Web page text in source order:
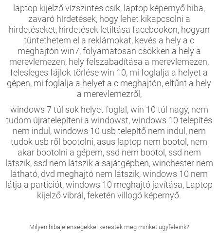
laptop kijelző vízszintes csík, laptop képernyő hiba,
zavaró hírdetések, hogy lehet kikapcsolni a
hirdetéseket, hirdetések letiltása facebookon, hogyan
tüntethetem el a reklámokat, kevés a hely a c
meghajtón win7, folyamatosan csökken a hely a
merevlemezen, hely felszabadítása a merevlemezen,
felesleges fájlok törlése win 10, mi foglalja a helyet a
gépen, mi foglalja a helyet a c meghajtón, eltűnt a hely
a merevlemezről,
windows 7 túl sok helyet foglal, win 10 túl nagy, nem
tudom újratelepíteni a windowst, windows 10 telepítés
nem indul, windows 10 usb telepítő nem indul, nem
tudok usb ről bootolni, asus laptop nem bootol, nem
akar bootolni a gépem, ssd nem bootol, ssd nem
látszik, ssd nem látszik a sajátgépben, winchester nem
látható, dvd meghajtó nem látszik, windows 10 nem
látja a partíciót, windows 10 meghajtó javítása, Laptop
kijelző vibrál, feketén villogó képernyő.
Milyen hibajelenségekkel kerestek meg minket ügyfeleink?